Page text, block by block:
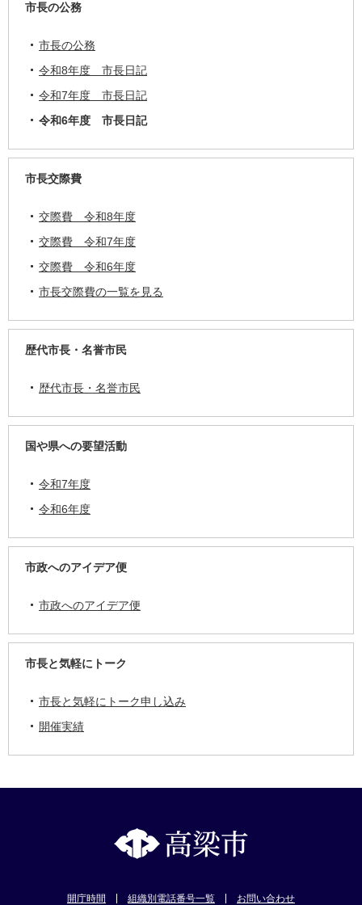
市長の公務
市長の公務
令和8年度 市長日記
令和7年度 市長日記
令和6年度 市長日記
市長交際費
交際費 令和8年度
交際費 令和7年度
交際費 令和6年度
市長交際費の一覧を見る
歴代市長・名誉市民
歴代市長・名誉市民
国や県への要望活動
令和7年度
令和6年度
市政へのアイデア便
市政へのアイデア便
市長と気軽にトーク
市長と気軽にトーク申し込み
開催実績
開庁時間 組織別電話番号一覧 お問い合わせ